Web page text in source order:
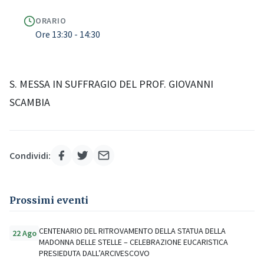
ORARIO
Ore 13:30 - 14:30
S. MESSA IN SUFFRAGIO DEL PROF. GIOVANNI
SCAMBIA
Condividi:
Prossimi eventi
22 Ago CENTENARIO DEL RITROVAMENTO DELLA STATUA DELLA
MADONNA DELLE STELLE – CELEBRAZIONE EUCARISTICA
PRESIEDUTA DALL’ARCIVESCOVO